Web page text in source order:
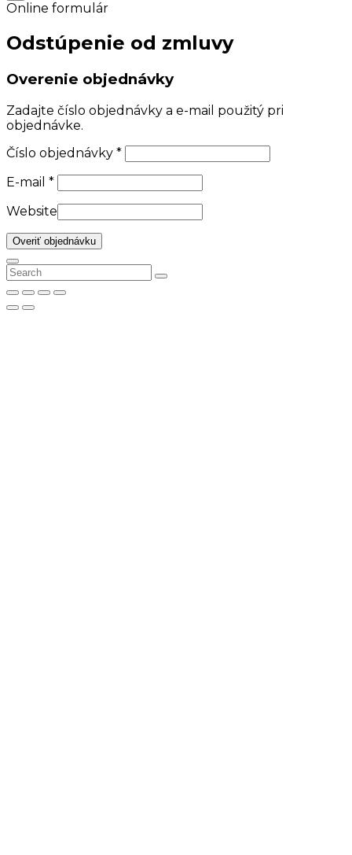
Online formulár
Odstúpenie od zmluvy
Overenie objednávky
Zadajte číslo objednávky a e-mail použitý pri
objednávke.
Číslo objednávky *
E-mail *
Website
Overiť objednávku